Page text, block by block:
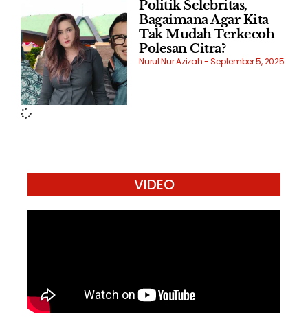
Politik Selebritas,
Bagaimana Agar Kita
Tak Mudah Terkecoh
Polesan Citra?
Nurul Nur Azizah September 5, 2025
VIDEO